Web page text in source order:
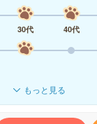
30代 40代
もっと見る